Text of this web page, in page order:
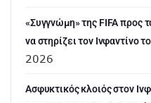
«Συγγνώμη» της FIFA προς
να στηρίζει τον Ινφαντίνο
2026
Ασφυκτικός κλοιός στον